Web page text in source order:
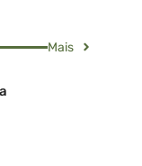
Mais